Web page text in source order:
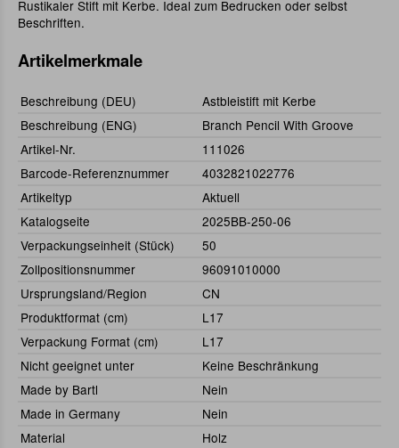
Rustikaler Stift mit Kerbe. Ideal zum Bedrucken oder selbst
Beschriften.
Artikelmerkmale
Beschreibung (DEU)
Astbleistift mit Kerbe
Beschreibung (ENG)
Branch Pencil With Groove
Artikel-Nr.
111026
Barcode-Referenznummer
4032821022776
Artikeltyp
Aktuell
Katalogseite
2025BB-250-06
Verpackungseinheit (Stück)
50
Zollpositionsnummer
96091010000
Ursprungsland/Region
CN
Produktformat (cm)
L17
Verpackung Format (cm)
L17
Nicht geeignet unter
Keine Beschränkung
Made by Bartl
Nein
Made in Germany
Nein
Material
Holz